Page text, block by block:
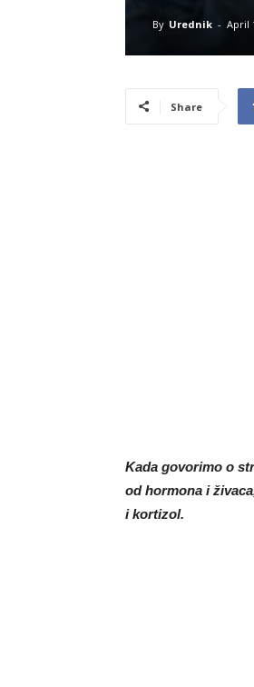
By Urednik - April
Share
Kada govorimo o
od hormona i
i kortizol.